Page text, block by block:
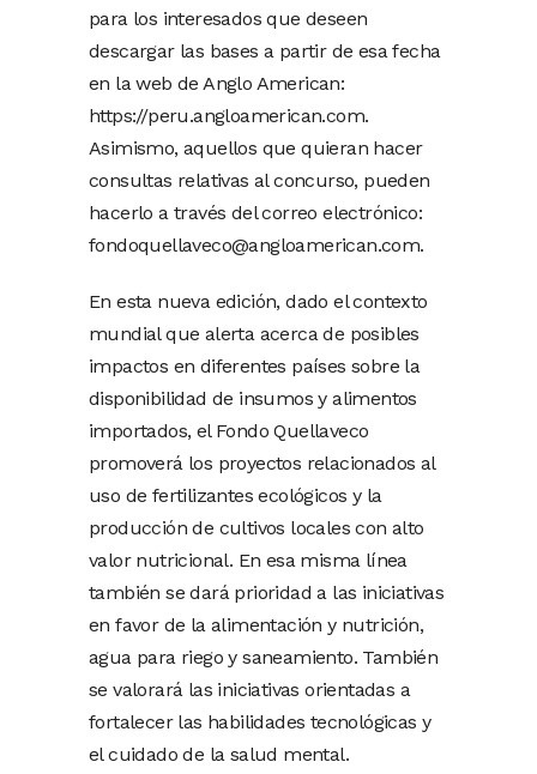
para los interesados que deseen
descargar las bases a partir de esa fecha
en la web de Anglo American:
https://peru.angloamerican.com.
Asimismo, aquellos que quieran hacer
consultas relativas al concurso, pueden
hacerlo a través del correo electrónico:
fondoquellaveco@angloamerican.com.
En esta nueva edición, dado el contexto
mundial que alerta acerca de posibles
impactos en diferentes países sobre la
disponibilidad de insumos y alimentos
importados, el Fondo Quellaveco
promoverá los proyectos relacionados al
uso de fertilizantes ecológicos y la
producción de cultivos locales con alto
valor nutricional. En esa misma línea
también se dará prioridad a las iniciativas
en favor de la alimentación y nutrición,
agua para riego y saneamiento. También
se valorará las iniciativas orientadas a
fortalecer las habilidades tecnológicas y
el cuidado de la salud mental.